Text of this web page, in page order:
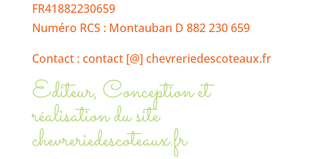
FR41882230659
Numéro RCS : Montauban D 882 230 659
Contact : contact [@] chevreriedescoteaux.fr
Editeur, Conception et
réalisation du site
chevreriedescoteaux.fr